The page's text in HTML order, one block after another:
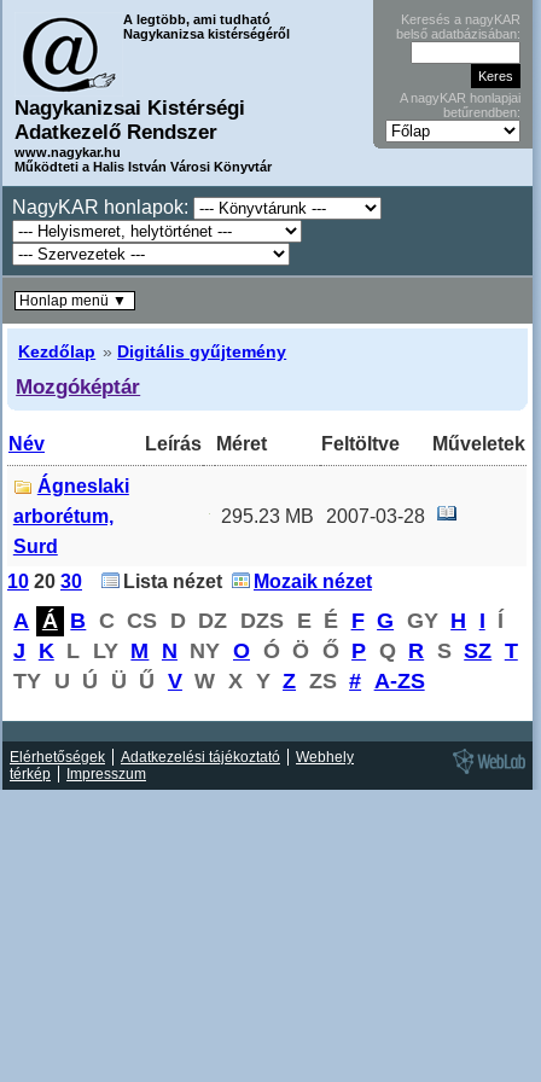
A legtöbb, ami tudható
Nagykanizsa kistérségéről
Nagykanizsai Kistérségi
Adatkezelő Rendszer
www.nagykar.hu
Működteti a Halis István Városi Könyvtár
Keresés a nagyKAR
belső adatbázisában:
A nagyKAR honlapjai
betűrendben:
NagyKAR honlapok:
Kezdőlap » Digitális gyűjtemény
Mozgóképtár
Név Leírás Méret Feltöltve Műveletek
Ágneslaki
arborétum,
Surd
295.23 MB 2007-03-28
10 20 30 Lista nézet Mozaik nézet
A Á B C CS D DZ DZS E É F G GY H I Í
J
K L LY M N NY O Ó Ö Ő P Q R S SZ T
TY U Ú Ü Ű V W X Y Z ZS # A-ZS
Honlap menü ▼
Elérhetőségek Adatkezelési tájékoztató
Webhely
térkép
Impresszum